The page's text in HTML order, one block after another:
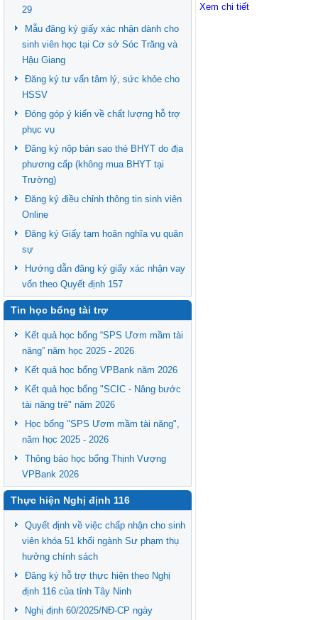
29
Mẫu đăng ký giấy xác nhận dành cho
sinh viên học tại Cơ sở Sóc Trăng và
Hậu Giang
Đăng ký tư vấn tâm lý, sức khỏe cho
HSSV
Đóng góp ý kiến về chất lượng hỗ trợ
phục vụ
Đăng ký nộp bản sao thẻ BHYT do địa
phương cấp (không mua BHYT tại
Trường)
Đăng ký điều chỉnh thông tin sinh viên
Online
Đăng ký Giấy tạm hoãn nghĩa vụ quân
sự
Hướng dẫn đăng ký giấy xác nhận vay
vốn theo Quyết định 157
Tin học bổng tài trợ
Kết quả học bổng “SPS Ươm mầm tài
năng” năm học 2025 - 2026
Kết quả học bổng VPBank năm 2026
Kết quả học bổng "SCIC - Nâng bước
tài năng trẻ" năm 2026
Học bổng "SPS Ươm mầm tài năng",
năm học 2025 - 2026
Thông báo học bổng Thịnh Vượng
VPBank 2026
Thực hiện Nghị định 116
Quyết định về việc chấp nhận cho sinh
viên khóa 51 khối ngành Sư phạm thụ
hưởng chính sách
Đăng ký hỗ trợ thực hiện theo Nghị
định 116 của tỉnh Tây Ninh
Nghị định 60/2025/NĐ-CP ngày
Xem chi tiết